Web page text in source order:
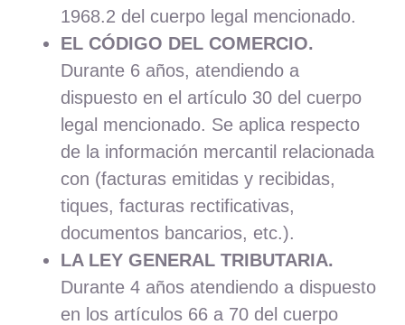
1968.2 del cuerpo legal mencionado.
EL CÓDIGO DEL COMERCIO.
Durante 6 años, atendiendo a
dispuesto en el artículo 30 del cuerpo
legal mencionado. Se aplica respecto
de la información mercantil relacionada
con (facturas emitidas y recibidas,
tiques, facturas rectificativas,
documentos bancarios, etc.).
LA LEY GENERAL TRIBUTARIA.
Durante 4 años atendiendo a dispuesto
en los artículos 66 a 70 del cuerpo